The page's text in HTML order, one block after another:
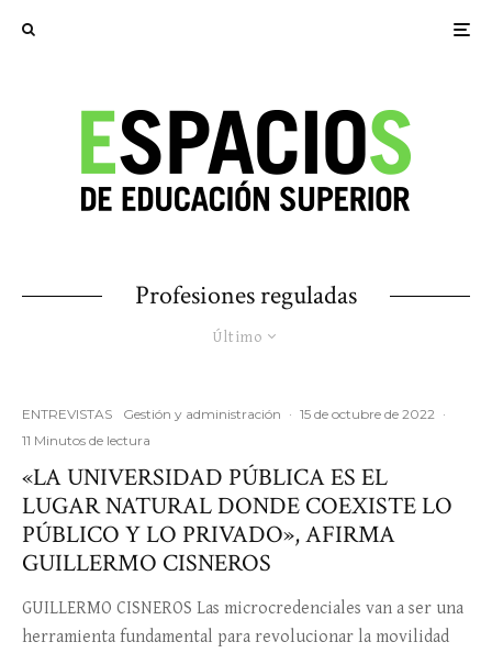
Profesiones reguladas
Último
ENTREVISTAS Gestión y administración · 15 de octubre de 2022 ·
11 Minutos de lectura
«LA UNIVERSIDAD PÚBLICA ES EL
LUGAR NATURAL DONDE COEXISTE LO
PÚBLICO Y LO PRIVADO», AFIRMA
GUILLERMO CISNEROS
GUILLERMO CISNEROS Las microcredenciales van a ser una
herramienta fundamental para revolucionar la movilidad